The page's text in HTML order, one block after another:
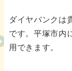
ダイヤバンクは
です。平塚市内
用できます。